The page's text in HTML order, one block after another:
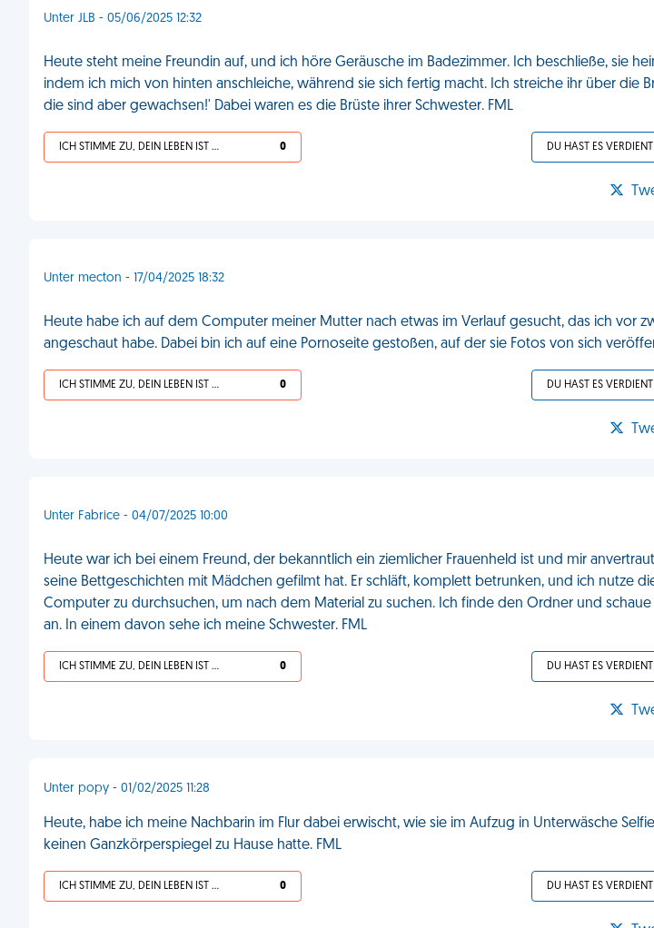
Unter JLB - 05/06/2025 12:32
Heute steht meine Freundin auf, und ich höre Geräusche im Badezimmer. Ich beschließe, sie
indem ich mich von hinten anschleiche, während sie sich fertig macht. Ich streiche ihr über die
die sind aber gewachsen!' Dabei waren es die Brüste ihrer Schwester. FML
ICH STIMME ZU, DEIN LEBEN IST SCHEISSE 0 DU HAST ES VERDIENT
Unter mecton - 17/04/2025 18:32
Heute habe ich auf dem Computer meiner Mutter nach etwas im Verlauf gesucht, das ich vor
angeschaut habe. Dabei bin ich auf eine Pornoseite gestoßen, auf der sie Fotos von sich
ICH STIMME ZU, DEIN LEBEN IST SCHEISSE 0 DU HAST ES VERDIENT
Unter Fabrice - 04/07/2025 10:00
Heute war ich bei einem Freund, der bekanntlich ein ziemlicher Frauenheld ist und mir
seine Bettgeschichten mit Mädchen gefilmt hat. Er schläft, komplett betrunken, und ich nutze
Computer zu durchsuchen, um nach dem Material zu suchen. Ich finde den Ordner und
an. In einem davon sehe ich meine Schwester. FML
ICH STIMME ZU, DEIN LEBEN IST SCHEISSE 0 DU HAST ES VERDIENT
Unter popy - 01/02/2025 11:28
Heute, habe ich meine Nachbarin im Flur dabei erwischt, wie sie im Aufzug in Unterwäsche
keinen Ganzkörperspiegel zu Hause hatte. FML
ICH STIMME ZU, DEIN LEBEN IST SCHEISSE 0 DU HAST ES VERDIENT